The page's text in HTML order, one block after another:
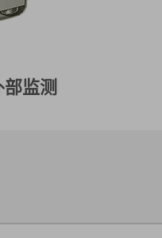
监测